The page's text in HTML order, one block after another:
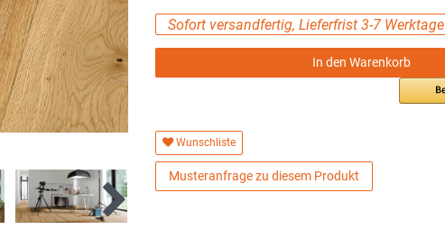
Sofort versandfertig, Lieferfrist 3-7 Werktage
In den Warenkorb
Wunschliste
Musteranfrage zu diesem Produkt